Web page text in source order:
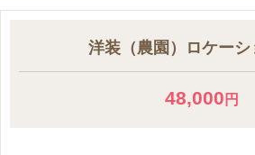
洋装（農園）ロケーシ
48,000 円